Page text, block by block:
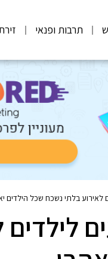
תרבות ופנאי
לאירוע בלתי נשכח שכל הילדים
לילדים